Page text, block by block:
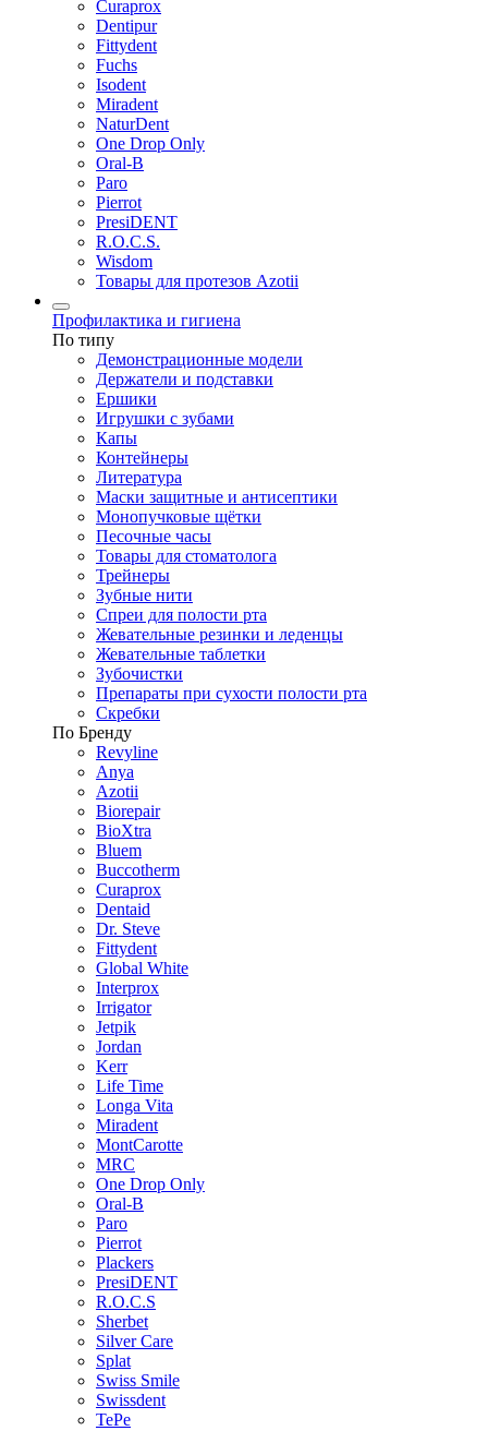
Curaprox
Dentipur
Fittydent
Fuchs
Isodent
Miradent
NaturDent
One Drop Only
Oral-B
Paro
Pierrot
PresiDENT
R.O.C.S.
Wisdom
Товары для протезов Azotii
Профилактика и гигиена
По типу
Демонстрационные модели
Держатели и подставки
Ершики
Игрушки с зубами
Капы
Контейнеры
Литература
Маски защитные и антисептики
Монопучковые щётки
Песочные часы
Товары для стоматолога
Трейнеры
Зубные нити
Спреи для полости рта
Жевательные резинки и леденцы
Жевательные таблетки
Зубочистки
Препараты при сухости полости рта
Скребки
По Бренду
Revyline
Anya
Azotii
Biorepair
BioXtra
Bluem
Buccotherm
Curaprox
Dentaid
Dr. Steve
Fittydent
Global White
Interprox
Irrigator
Jetpik
Jordan
Kerr
Life Time
Longa Vita
Miradent
MontCarotte
MRC
One Drop Only
Oral-B
Paro
Pierrot
Plackers
PresiDENT
R.O.C.S
Sherbet
Silver Care
Splat
Swiss Smile
Swissdent
TePe